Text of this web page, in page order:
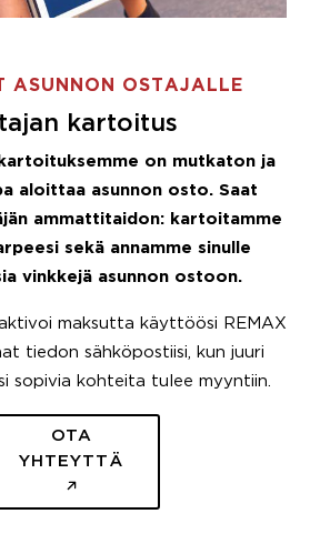
ASUNNON OSTAJALLE
kartoitus
on mutkaton ja
aloittaa asunnon osto. Saat
ammattitaidon: kartoitamme
sekä annamme sinulle
vinkkejä asunnon ostoon.
maksutta käyttöösi REMAX
tiedon sähköpostiisi, kun juuri
sopivia kohteita tulee myyntiin.
OTA
YHTEYTTÄ